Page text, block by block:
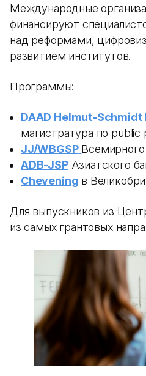
Международные
финансируют
над реформами,
развитием институтов.
Программы:
DAAD Helmut-
магистратура по public
JJ/WBGSP Всемирного
ADB-JSPАзиатского
Chevening в
Для выпускников из
из самых грантовых